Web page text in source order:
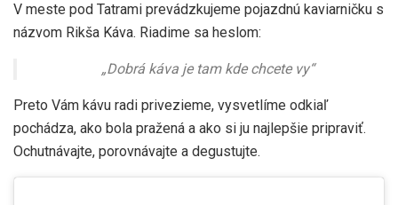
V meste pod Tatrami prevádzkujeme pojazdnú kaviarničku s
názvom Rikša Káva. Riadime sa heslom:
„Dobrá káva je tam kde chcete vy“
Preto Vám kávu radi privezieme, vysvetlíme odkiaľ
pochádza, ako bola pražená a ako si ju najlepšie pripraviť.
Ochutnávajte, porovnávajte a degustujte.